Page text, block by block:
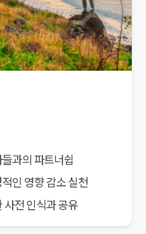
과의 파트너쉽
인 영향 감소 실천
사전 인식과 공유